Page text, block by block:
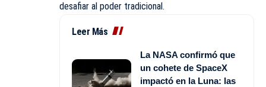
desafiar al poder tradicional.
Leer Más
La NASA confirmó que
un cohete de SpaceX
impactó en la Luna: las